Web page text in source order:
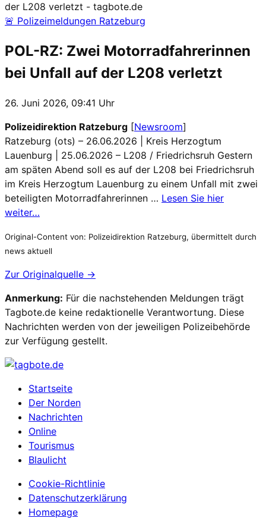
der L208 verletzt - tagbote.de
🚨 Polizeimeldungen Ratzeburg
POL-RZ: Zwei Motorradfahrerinnen
bei Unfall auf der L208 verletzt
26. Juni 2026, 09:41 Uhr
Polizeidirektion Ratzeburg [Newsroom]
Ratzeburg (ots) – 26.06.2026 | Kreis Herzogtum
Lauenburg | 25.06.2026 – L208 / Friedrichsruh Gestern
am späten Abend soll es auf der L208 bei Friedrichsruh
im Kreis Herzogtum Lauenburg zu einem Unfall mit zwei
beteiligten Motorradfahrerinnen … Lesen Sie hier
weiter…
Original-Content von: Polizeidirektion Ratzeburg, übermittelt durch
news aktuell
Zur Originalquelle →
Anmerkung: Für die nachstehenden Meldungen trägt
Tagbote.de keine redaktionelle Verantwortung. Diese
Nachrichten werden von der jeweiligen Polizeibehörde
zur Verfügung gestellt.
Startseite
Der Norden
Nachrichten
Online
Tourismus
Blaulicht
Cookie-Richtlinie
Datenschutzerklärung
Homepage